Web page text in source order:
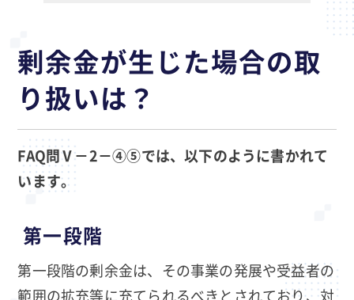
剰余金が生じた場合の取
り扱いは？
FAQ問Ⅴ－2－④⑤では、以下のように書かれて
います。
第一段階
第一段階の剰余金は、その事業の発展や受益者の
範囲の拡充等に充てられるべきとされており、対